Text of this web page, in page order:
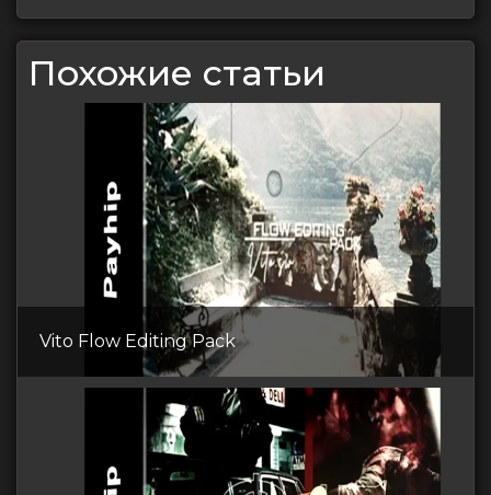
Похожие статьи
Vito Flow Editing Pack